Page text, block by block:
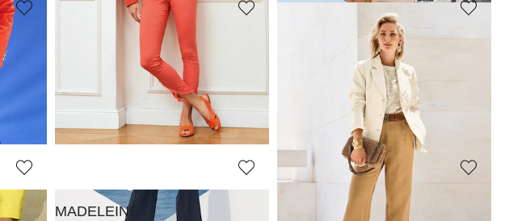
239,95 €
Meilleur prix sous 30 jours**: 389,95 € (-38%) Meilleur prix sous 30 jours**: 139,95 €
MADELEINE
MADELEINE